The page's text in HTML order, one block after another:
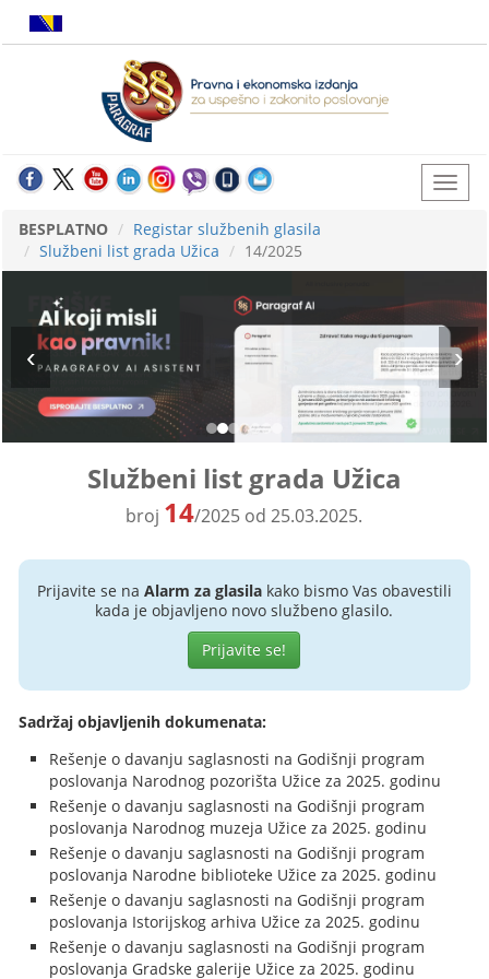
BESPLATNO
Registar službenih glasila
Službeni list grada Užica
14/2025
Službeni list grada Užica
broj 14/2025 od 25.03.2025.
Prijavite se na Alarm za glasilakako bismo Vas obavestili
kada je objavljeno novo službeno glasilo.
Prijavite se!
Sadržaj objavljenih dokumenata:
Rešenje o davanju saglasnosti na Godišnji program
poslovanja Narodnog pozorišta Užice za 2025. godinu
Rešenje o davanju saglasnosti na Godišnji program
poslovanja Narodnog muzeja Užice za 2025. godinu
Rešenje o davanju saglasnosti na Godišnji program
poslovanja Narodne biblioteke Užice za 2025. godinu
Rešenje o davanju saglasnosti na Godišnji program
poslovanja Istorijskog arhiva Užice za 2025. godinu
Rešenje o davanju saglasnosti na Godišnji program
poslovanja Gradske galerije Užice za 2025. godinu